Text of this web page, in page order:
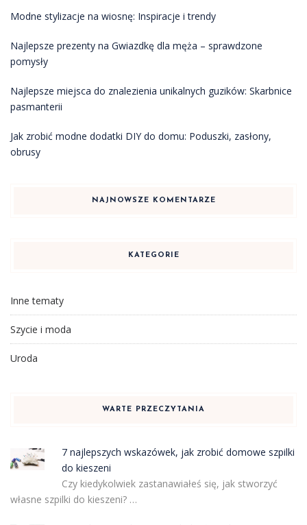
Modne stylizacje na wiosnę: Inspiracje i trendy
Najlepsze prezenty na Gwiazdkę dla męża – sprawdzone
pomysły
Najlepsze miejsca do znalezienia unikalnych guzików: Skarbnice
pasmanterii
Jak zrobić modne dodatki DIY do domu: Poduszki, zasłony,
obrusy
NAJNOWSZE KOMENTARZE
KATEGORIE
Inne tematy
Szycie i moda
Uroda
WARTE PRZECZYTANIA
7 najlepszych wskazówek, jak zrobić domowe szpilki
do kieszeni
Czy kiedykolwiek zastanawiałeś się, jak stworzyć
własne szpilki do kieszeni? …